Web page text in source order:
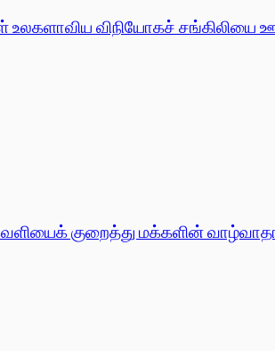
விநியோகச் சங்கிலியை
குறைத்து மக்களின்